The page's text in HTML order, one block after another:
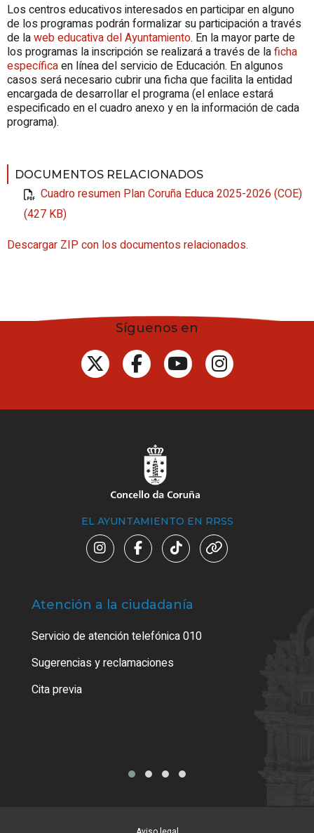
Los centros educativos interesados en participar en alguno
de los programas podrán formalizar su participación a través
de laweb educativa del Ayuntamiento. En la mayor parte de
los programas la inscripción se realizará a través de laficha
específicaen línea del servicio de Educación. En algunos
casos será necesario cubrir una ficha que facilita la entidad
encargada de desarrollar el programa (el enlace estará
especificado en el cuadro anexo y en la información de cada
programa).
DOCUMENTOS RELACIONADOS
Cuadro resumen Plan Coruña Educa 2025-2026 (COE)
(427 KB)
Descargar ZIP con los documentos relacionados.
Síguenos en
EL AYUNTAMIENTO EN RRSS
Atención a la ciudadanía
Servicio de atención telefónica 010
Sugerencias y reclamaciones
Cita previa